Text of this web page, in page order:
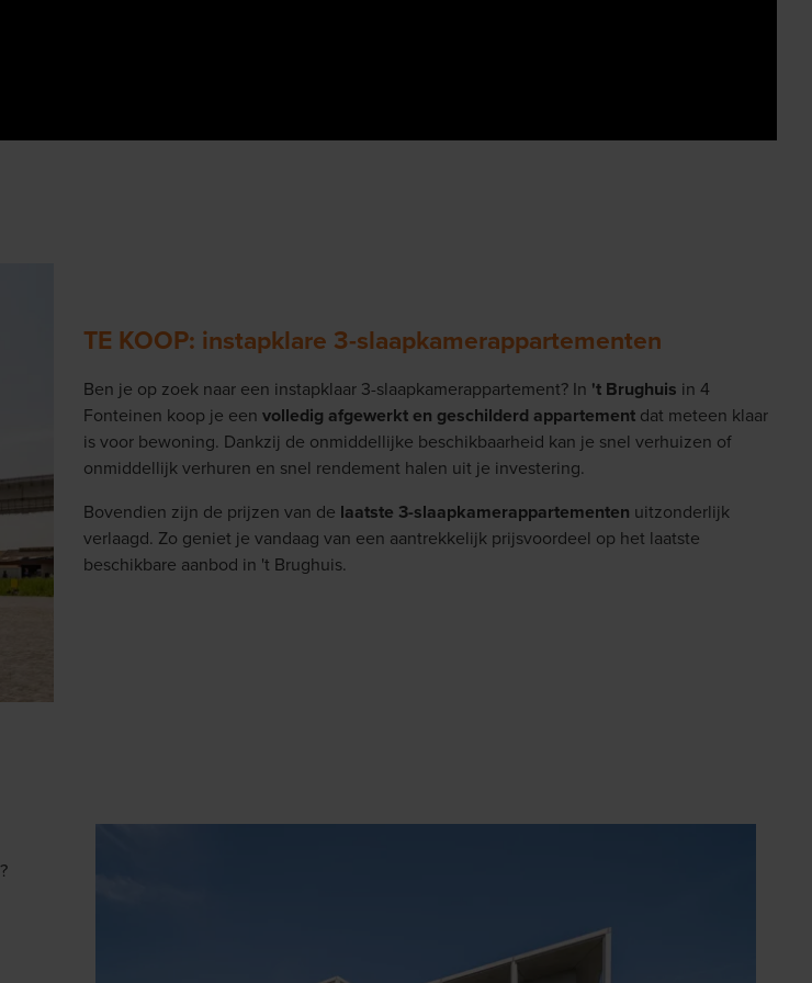
TE KOOP: instapklare 3-slaapkamerappartementen
Ben je op zoek naar een instapklaar 3-slaapkamerappartement? In 't Brughuis in 4
Fonteinen koop je een volledig afgewerkt en geschilderd appartement dat meteen klaar
is voor bewoning. Dankzij de onmiddellijke beschikbaarheid kan je snel verhuizen of
onmiddellijk verhuren en snel rendement halen uit je investering.
Bovendien zijn de prijzen van de laatste 3-slaapkamerappartementen uitzonderlijk
verlaagd. Zo geniet je vandaag van een aantrekkelijk prijsvoordeel op het laatste
beschikbare aanbod in 't Brughuis.
?